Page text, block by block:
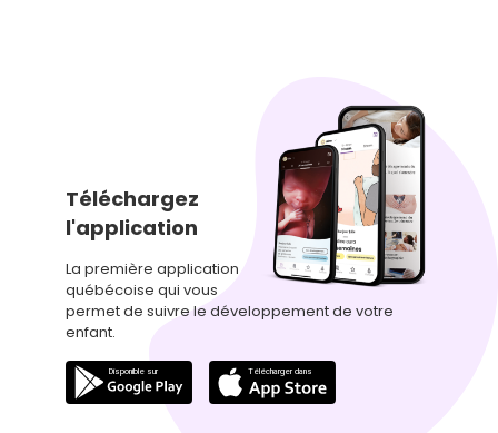
Téléchargez
l'application
La première application
québécoise qui vous
permet de suivre le développement de votre
enfant.